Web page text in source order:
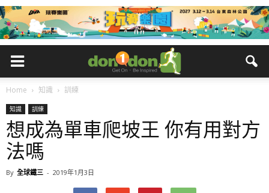
Home 知識 訓練
知識 訓練
想成為單車爬坡王 你有用對方
法嗎
By 全球鐵三 - 2019年1月3日